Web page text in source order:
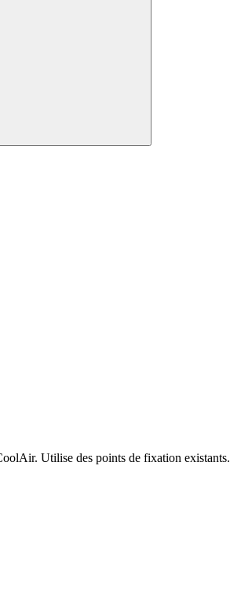
Utilise des points de fixation existants.